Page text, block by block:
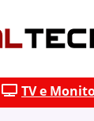
TV e